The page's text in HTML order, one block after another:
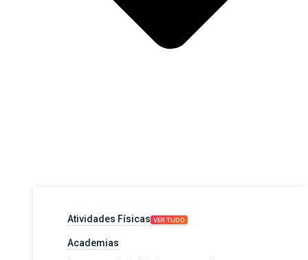
Atividades Físicas VER TUDO
Academias